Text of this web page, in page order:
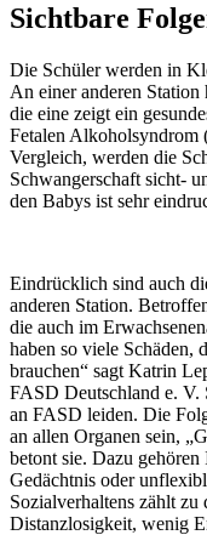
Sichtbare
Die Schüler werden in
An einer anderen
die eine zeigt ein
Fetalen Alkoholsyndrom
Vergleich, werden die
Schwangerschaft sicht-
den Babys ist sehr
Eindrücklich sind auch
anderen Station.
die auch im
haben so viele Schäden,
brauchen“ sagt Katrin
FASD Deutschland e. V.
an FASD leiden. Die
an allen Organen sein,
betont sie. Dazu
Gedächtnis oder
Sozialverhaltens zählt zu
Distanzlosigkeit, wenig